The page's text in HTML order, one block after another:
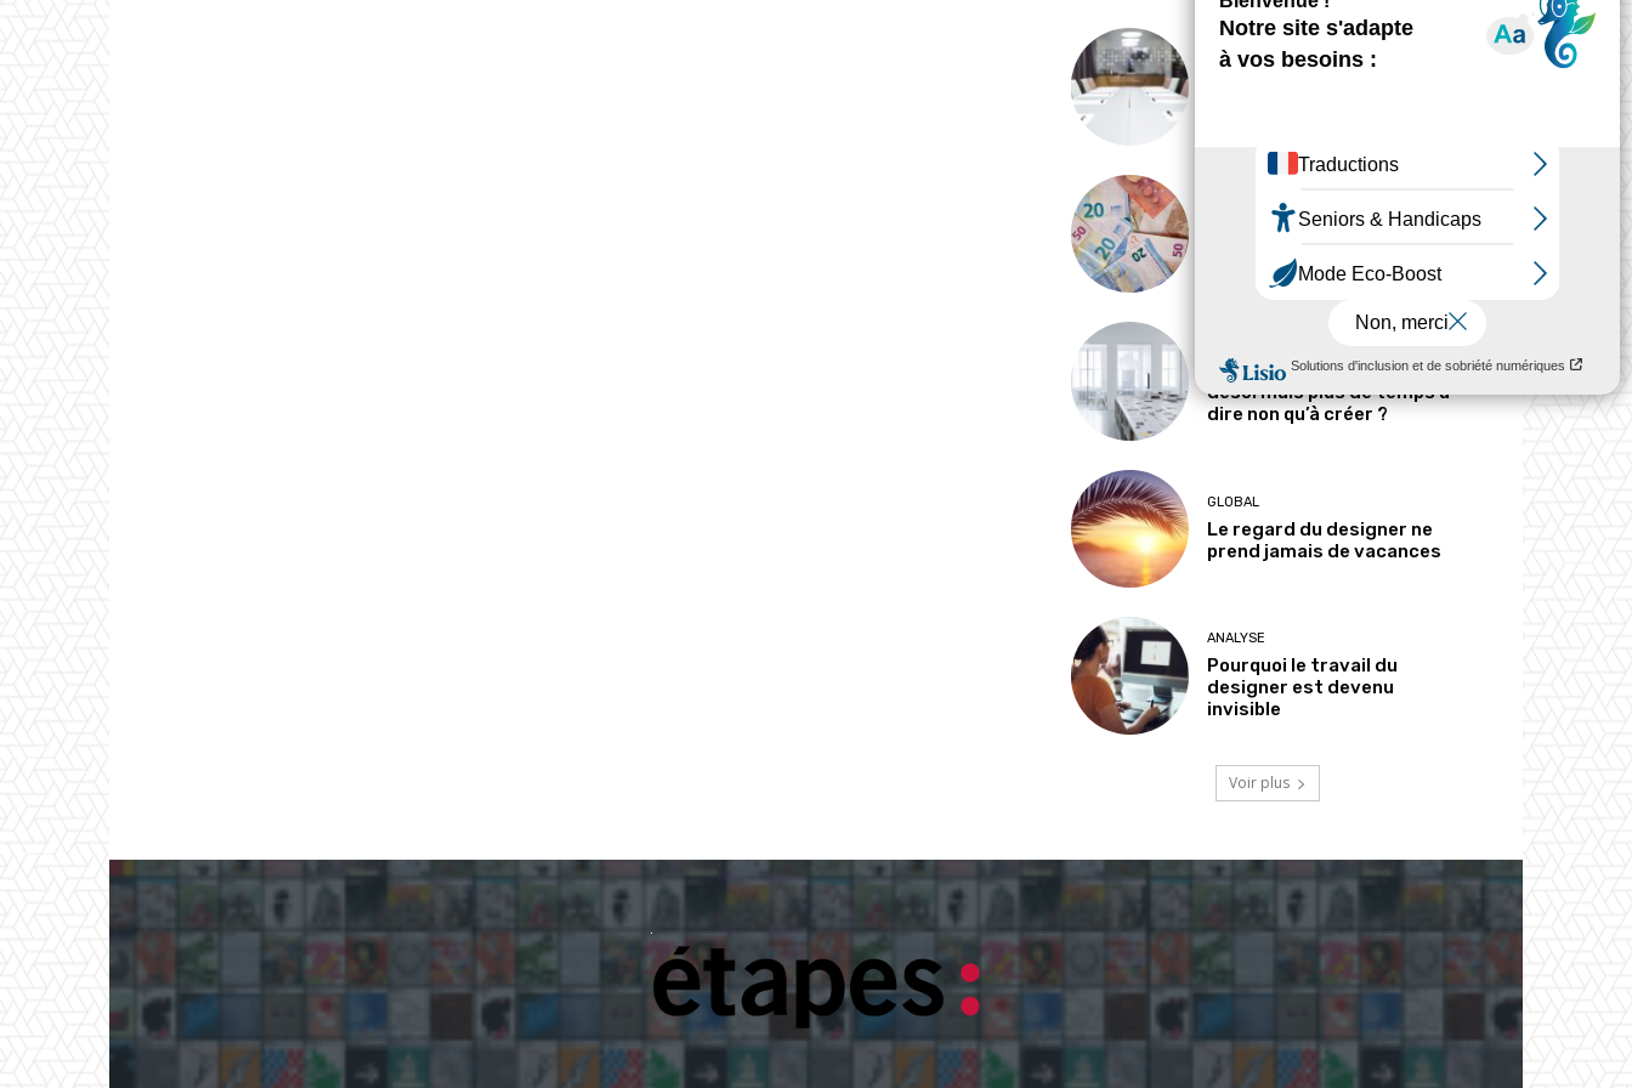
ANALYSE
Pourquoi les designers
parlent-ils si peu d’argent ?
Le designer passe-t-il
désormais plus de temps à
dire non qu’à créer ?
GLOBAL
Le regard du designer ne
prend jamais de vacances
ANALYSE
Pourquoi le travail du
designer est devenu
invisible
Voir plus